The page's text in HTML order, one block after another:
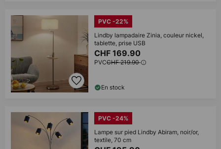
PVC -22%
Lindby lampadaire Zinia, couleur nickel,
tablette, prise USB
CHF 169.90
PVCCHF 219.90
En stock
PVC -24%
Lampe sur pied Lindby Abiram, noir/or,
textile, 70 cm